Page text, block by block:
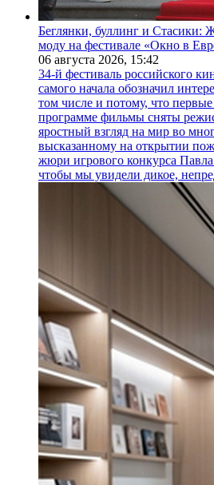
Беглянки, буллинг и Стасики:
моду на фестивале «Окно в
06 августа 2026, 15:42
34-й фестиваль российского
самого начала обозначил
том числе и потому, что
программе фильмы сняты
яростный взгляд на мир во
высказанному на открытии
жюри игрового конкурса
чтобы мы увидели дикое,